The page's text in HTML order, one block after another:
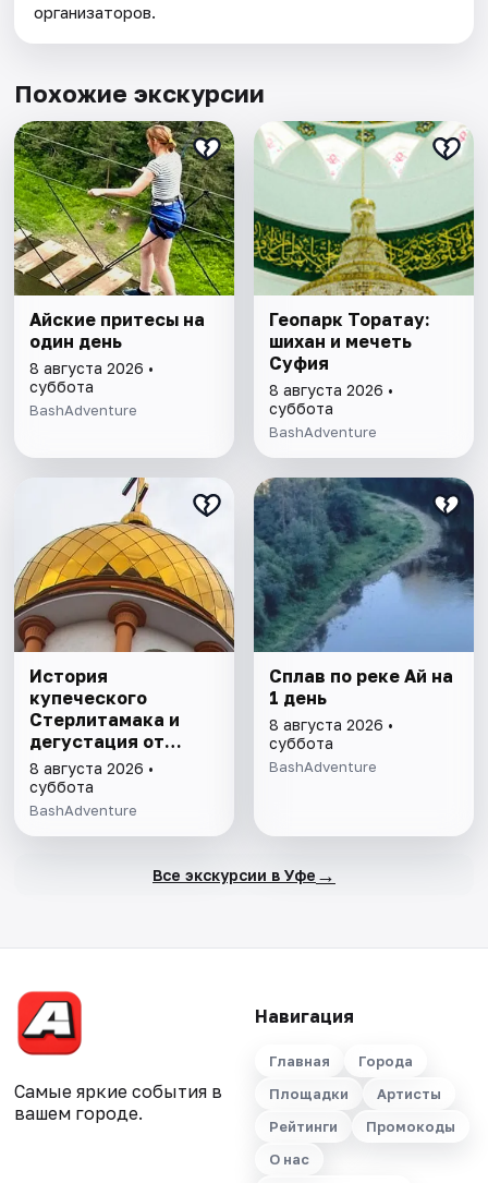
организаторов.
Похожие экскурсии
Айские притесы на
один день
8 августа 2026 •
суббота
BashAdventure
Геопарк Торатау:
шихан и мечеть
Суфия
8 августа 2026 •
суббота
BashAdventure
История
купеческого
Стерлитамака и
дегустация от
шоколатье
8 августа 2026 •
суббота
BashAdventure
Сплав по реке Ай на
1 день
8 августа 2026 •
суббота
BashAdventure
Все экскурсии в Уфе →
Самые яркие события в
вашем городе.
Навигация
Главная
Города
Площадки
Артисты
Рейтинги
Промокоды
О нас